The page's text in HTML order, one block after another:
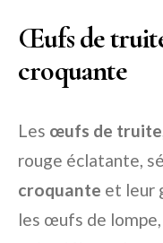
Œufs de
croquante
Les œufs de truite
rouge éclatante,
croquante et leur
les œufs de